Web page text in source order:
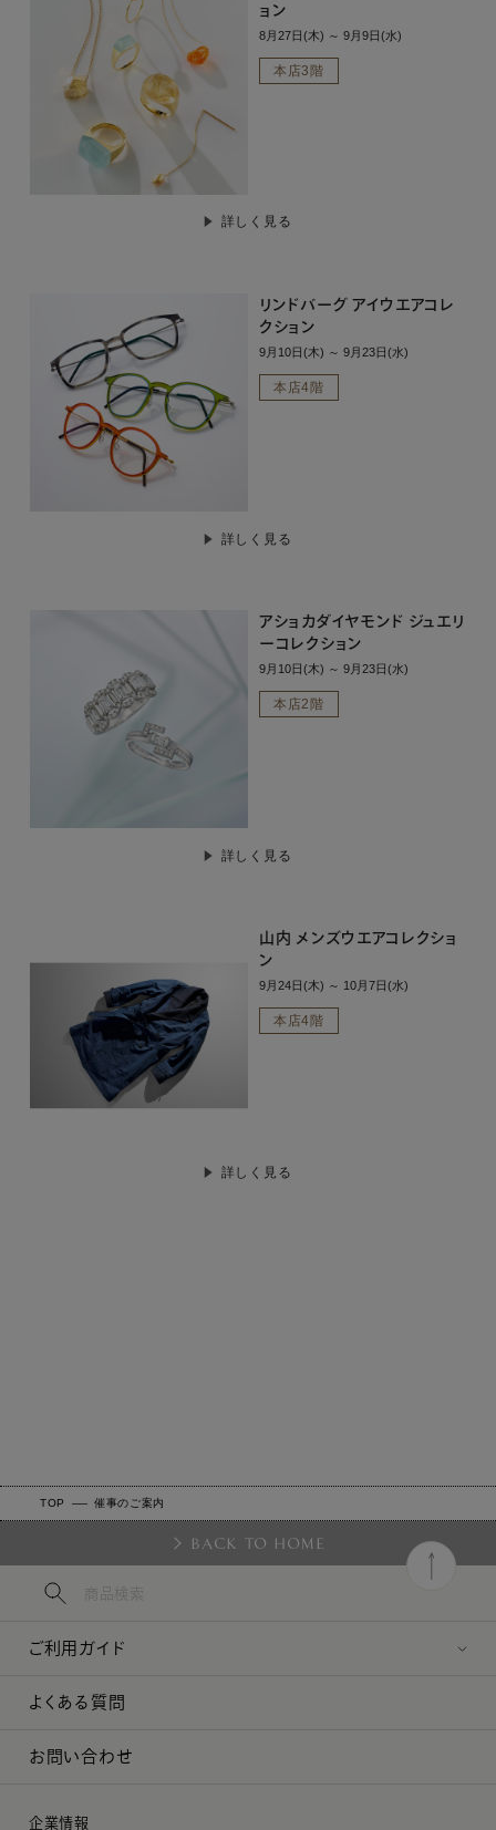
ョン
8月27日(木) ～ 9月9日(水)
本店3階
詳しく見る
リンドバーグ アイウエアコレ
クション
9月10日(木) ～ 9月23日(水)
本店4階
詳しく見る
アショカダイヤモンド ジュエリ
ーコレクション
9月10日(木) ～ 9月23日(水)
本店2階
詳しく見る
山内 メンズウエアコレクショ
ン
9月24日(木) ～ 10月7日(水)
本店4階
詳しく見る
TOP 催事のご案内
BACK TO HOME
ご利用ガイド
よくある質問
お問い合わせ
企業情報